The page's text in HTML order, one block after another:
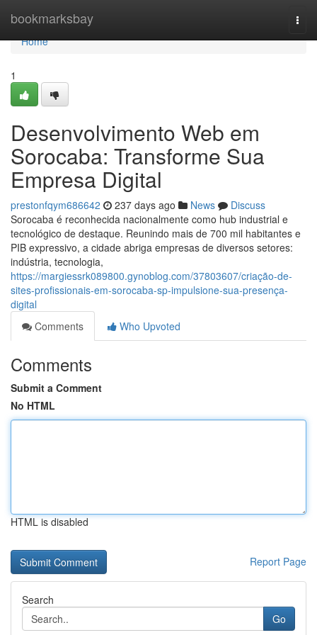
bookmarksbay
Home
Home
1
Desenvolvimento Web em
Sorocaba: Transforme Sua
Empresa Digital
prestonfqym686642 237 days ago News
Discuss
Sorocaba é reconhecida nacionalmente como hub industrial e
tecnológico de destaque. Reunindo mais de 700 mil habitantes e
PIB expressivo, a cidade abriga empresas de diversos setores:
indústria, tecnologia,
https://margiessrk089800.gynoblog.com/37803607/criação-de-
sites-profissionais-em-sorocaba-sp-impulsione-sua-presença-
digital
Comments
Who Upvoted
Comments
Submit a Comment
No HTML
HTML is disabled
Report Page
Search
Go